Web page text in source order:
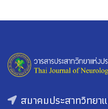
สมาคมประสาทวิทยา